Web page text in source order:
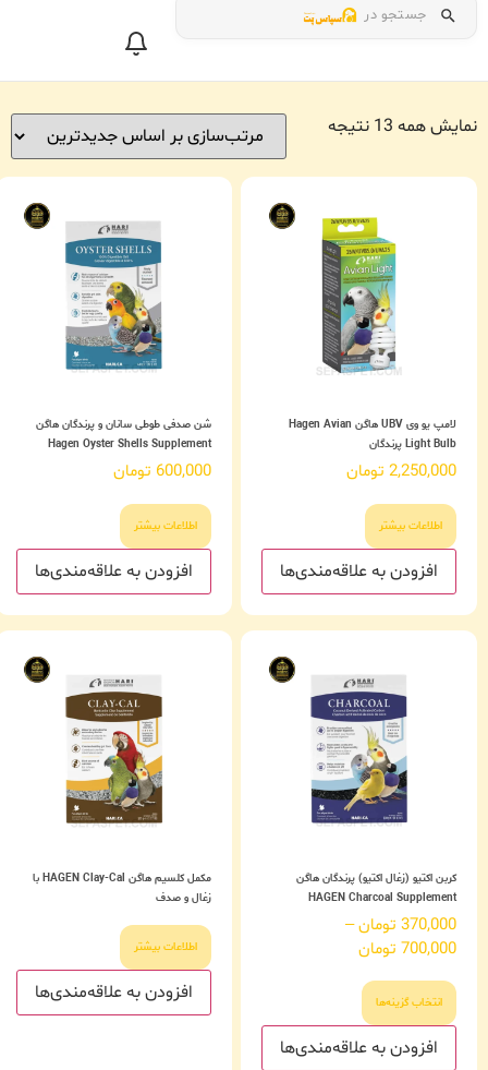
جستجو در
نمایش همه 13 نتیجه
لامپ یو وی UBV هاگن Hagen Avian
Light Bulb پرندگان
2,250,000 تومان
اطلاعات بیشتر
افزودن به علاقه‌مندی‌ها
شن صدفی طوطی سانان و پرندگان هاگن
Hagen Oyster Shells Supplement
600,000 تومان
اطلاعات بیشتر
افزودن به علاقه‌مندی‌ها
کربن اکتیو (زغال اکتیو) پرندگان هاگن
HAGEN Charcoal Supplement
370,000 تومان –
700,000 تومان
انتخاب گزینه‌ها
افزودن به علاقه‌مندی‌ها
مکمل کلسیم هاگن HAGEN Clay-Cal با
زغال و صدف
اطلاعات بیشتر
افزودن به علاقه‌مندی‌ها